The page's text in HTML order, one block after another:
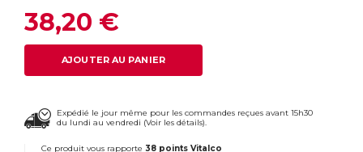
38,20 €
AJOUTER AU PANIER
Expédié le jour même pour les commandes reçues avant 15h30
du lundi au vendredi (Voir les détails).
Ce produit vous rapporte 38 points Vitalco